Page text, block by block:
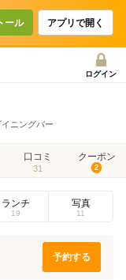
ール アプリで開く
ログイン
ニングバー
口コミ
31
クーポン
2
ランチ
19
写真
11
予約する
る